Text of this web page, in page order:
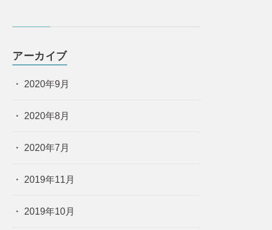
アーカイブ
2020年9月
2020年8月
2020年7月
2019年11月
2019年10月